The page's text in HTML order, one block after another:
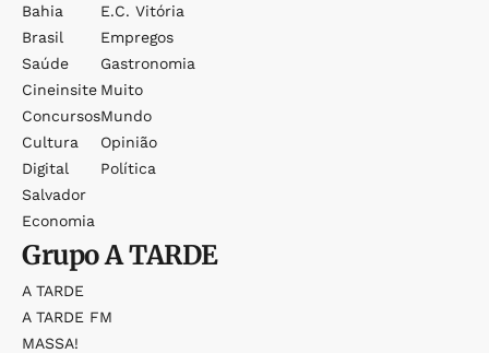
Bahia
Brasil
Saúde
Cineinsite
Concursos
Cultura
Digital
Salvador
Economia
E.c. Vitória
Empregos
Gastronomia
Muito
Mundo
Opinião
Política
GrupoA TARDE
A TARDE
A TARDE FM
MASSA!